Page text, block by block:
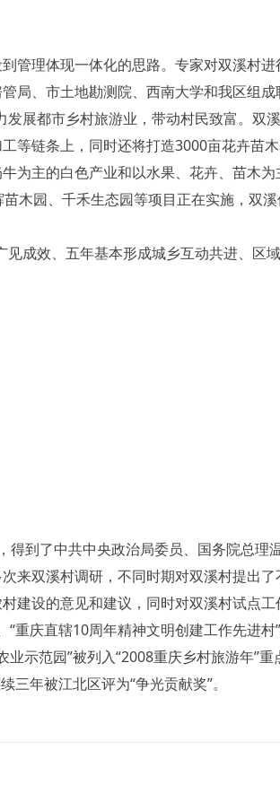
理体现一体化的思路。专家对双溪村进
局、市土地勘测院、西南大学和我区组
发展都市乡村旅游业，带动村民致富。
等链条上，同时还将打造3000亩花卉苗
为主的白色产业和以水果、花卉、苗木
木园、千禾生态园等项目正在实施，双
效、五年基本形成城乡互动共进、区域
到了中共中央政治局委员、国务院总理
来双溪村调研，不同时期对双溪村提出
建设的意见和建议，同时对双溪村试点
“重庆直辖10周年精神文明创建工作先进
业示范园”被列入“2008重庆乡村旅游年”
三年被江北区评为“争光贡献奖”。